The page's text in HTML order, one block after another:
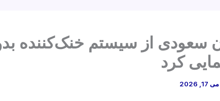
سعودی از سیستم خنک‌کننده
کرد
می 17, 2026